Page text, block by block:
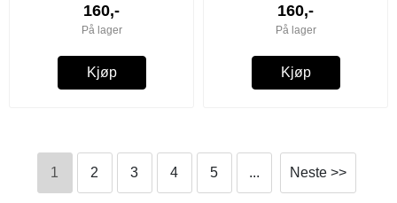
160,-
På lager
Kjøp
160,-
På lager
Kjøp
1 2 3 4 5 ... Neste >>